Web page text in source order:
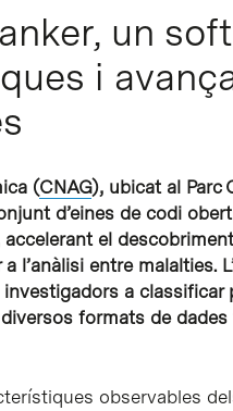
un
i
(CNAG), ubicat al Parc
d’eines de codi
el
l’anàlisi entre malalties.
a classificar
formats de
observables